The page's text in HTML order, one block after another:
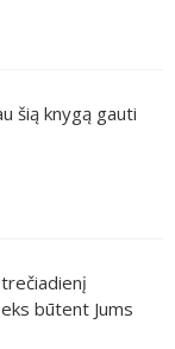
šią knygą gauti
būtent Jums